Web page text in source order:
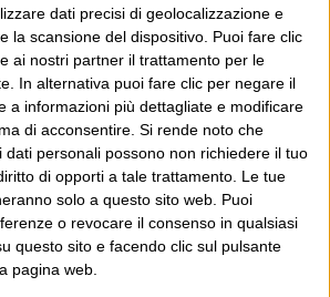
dati precisi di geolocalizzazione e
la scansione del dispositivo. Puoi fare clic
ai nostri partner il trattamento per le
In alternativa puoi fare clic per negare il
a informazioni più dettagliate e modificare
di acconsentire. Si rende noto che
dati personali possono non richiedere il tuo
di opporti a tale trattamento. Le tue
solo a questo sito web. Puoi
o revocare il consenso in qualsiasi
questo sito e facendo clic sul pulsante
pagina web.